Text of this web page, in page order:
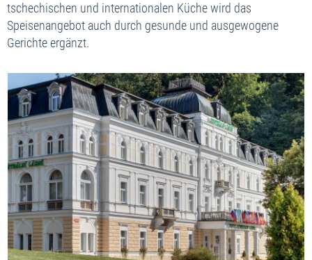
tschechischen und internationalen Küche wird das
Speisenangebot auch durch gesunde und ausgewogene
Gerichte ergänzt.